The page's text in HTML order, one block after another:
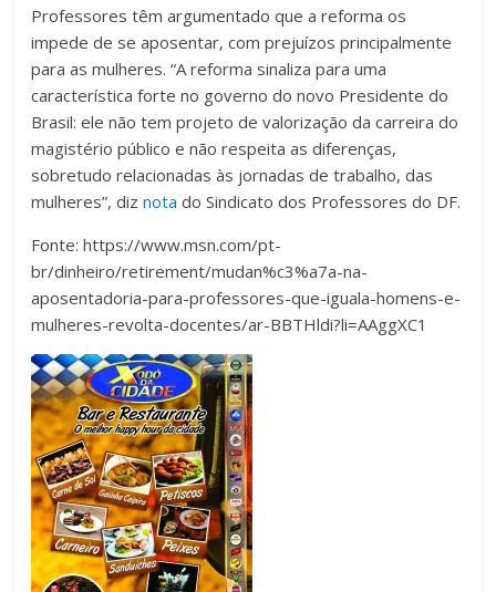
Professores têm argumentado que a reforma os
impede de se aposentar, com prejuízos principalmente
para as mulheres. “A reforma sinaliza para uma
característica forte no governo do novo Presidente do
Brasil: ele não tem projeto de valorização da carreira do
magistério público e não respeita as diferenças,
sobretudo relacionadas às jornadas de trabalho, das
mulheres”, diznota do Sindicato dos Professores do DF.
Fonte: https://www.msn.com/pt-
br/dinheiro/retirement/mudan%c3%a7a-na-
aposentadoria-para-professores-que-iguala-homens-e-
mulheres-revolta-docentes/ar-BBTHldi?li=AAggXC1